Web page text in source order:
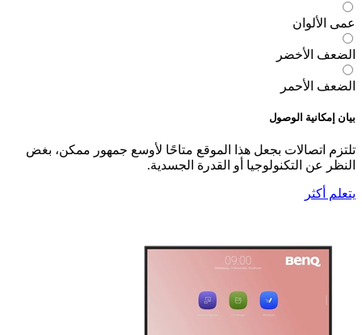
عمى الألوان
الضعف الأخضر
الضعف الأحمر
بيان إمكانية الوصول
تلتزم اتصالات بجعل هذا الموقع متاحًا لأوسع جمهور ممكن، بغض
النظر عن التكنولوجيا أو القدرة الجسدية.
يتعلم أكثر